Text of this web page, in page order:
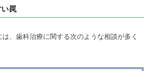
い罠
、歯科治療に関する次のような相談が多く